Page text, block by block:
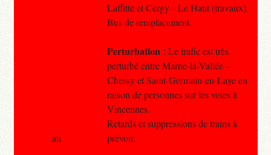
Laffitte et Cergy – Le Haut (travaux).
Bus de remplacement.
Perturbation : Le trafic est très
perturbé entre Marne-la-Vallée –
Chessy et Saint-Germain-en-Laye en
raison de personnes sur les voies à
Vincennes.
Retards et suppressions de trains à
prévoir.
au